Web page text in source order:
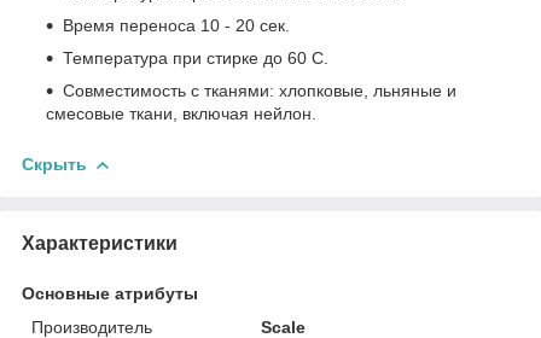
Время переноса 10 - 20 сек.
Температура при стирке до 60 С.
Совместимость с тканями: хлопковые, льняные и
смесовые ткани, включая нейлон.
Скрыть
Характеристики
Основные атрибуты
Производитель
Scale